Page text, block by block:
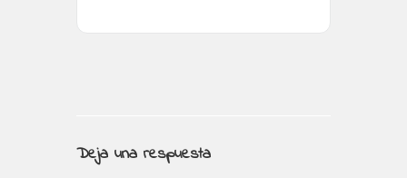
Deja una respuesta